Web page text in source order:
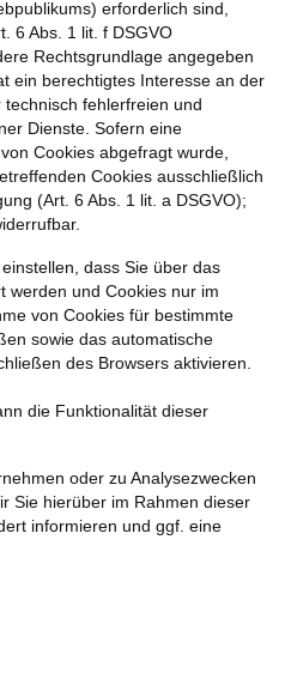
erforderlich sind,
6 Abs. 1 lit. f DSGVO
Rechtsgrundlage angegeben
ein berechtigtes Interesse an der
fehlerfreien und
Dienste. Sofern eine
Cookies abgefragt wurde,
Cookies ausschließlich
(Art. 6 Abs. 1 lit. a DSGVO);
dass Sie über das
werden und Cookies nur im
von Cookies für bestimmte
sowie das automatische
des Browsers aktivieren.
die Funktionalität dieser
oder zu Analysezwecken
Sie hierüber im Rahmen dieser
informieren und ggf. eine